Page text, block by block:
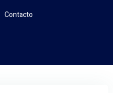
Contacto